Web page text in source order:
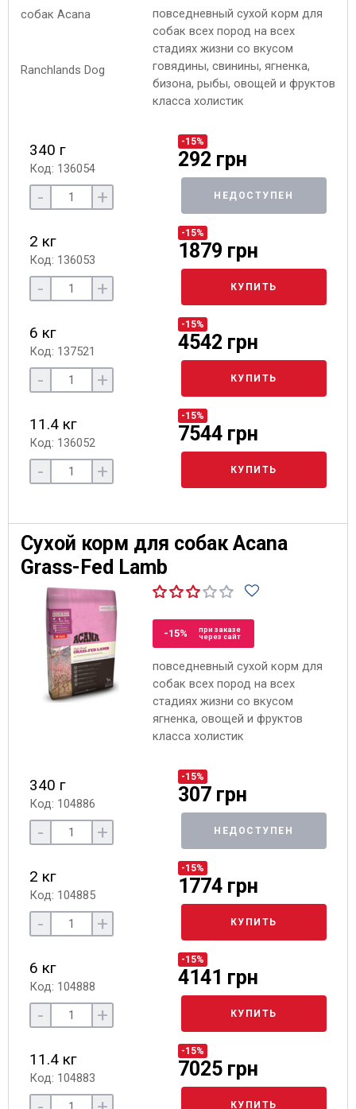
повседневный сухой корм для
собак всех пород на всех
стадиях жизни со вкусом
говядины, свинины, ягненка,
бизона, рыбы, овощей и фруктов
класса холистик
340 г
Код: 136054
-15%
292 грн
- + НЕДОСТУПЕН
2 кг
Код: 136053
-15%
1879 грн
- + КУПИТЬ
6 кг
Код: 137521
-15%
4542 грн
- + КУПИТЬ
11.4 кг
Код: 136052
-15%
7544 грн
- + КУПИТЬ
Сухой корм для собак Acana
Grass-Fed Lamb
-15%
при заказе
через сайт
повседневный сухой корм для
собак всех пород на всех
стадиях жизни со вкусом
ягненка, овощей и фруктов
класса холистик
340 г
Код: 104886
-15%
307 грн
- + НЕДОСТУПЕН
2 кг
Код: 104885
-15%
1774 грн
- + КУПИТЬ
6 кг
Код: 104888
-15%
4141 грн
- + КУПИТЬ
11.4 кг
Код: 104883
-15%
7025 грн
КУПИТЬ